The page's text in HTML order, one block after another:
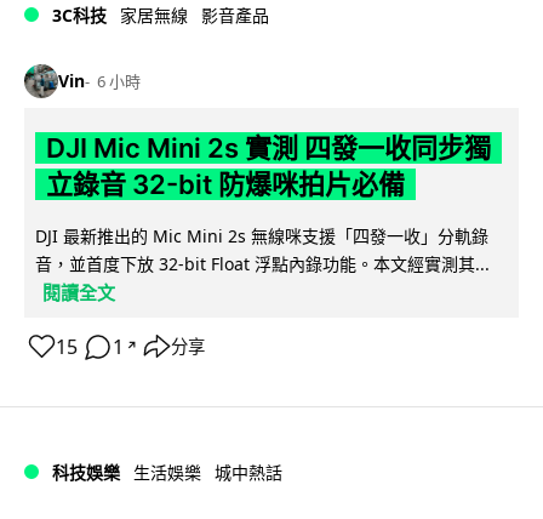
3C科技 家居無線 影音產品
Vin 6 小時
DJI Mic Mini 2s 實測 四發一收同步獨
立錄音 32-bit 防爆咪拍片必備
DJI 最新推出的 Mic Mini 2s 無線咪支援「四發一收」分軌錄
音，並首度下放 32-bit Float 浮點內錄功能。本文經實測其...
閱讀全文
15 1 ↗ 分享
科技娛樂 生活娛樂 城中熱話